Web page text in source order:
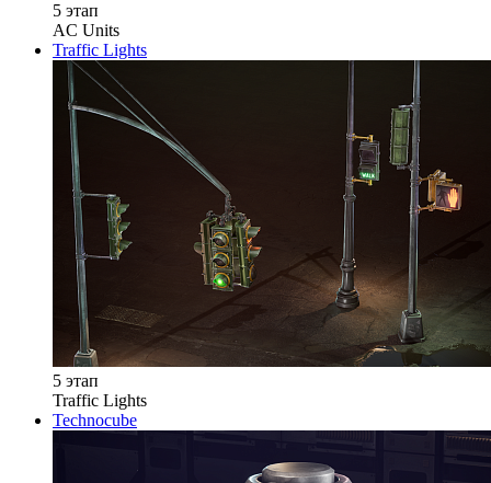
5 этап
AC Units
Traffic Lights
5 этап
Traffic Lights
Technocube